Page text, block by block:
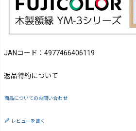
JANコード：4977466406119
返品特約について
商品についてのお問い合わせ
レビューを書く